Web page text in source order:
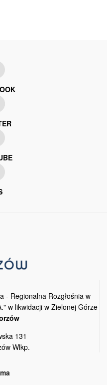
- Regionalna Rozgłośnia w
w likwidacji w Zielonej Górze
131
Wlkp.